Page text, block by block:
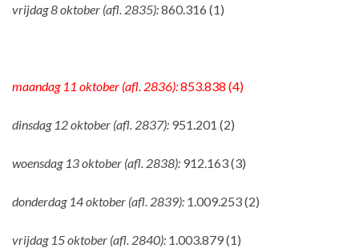
vrijdag 8 oktober (afl. 2835):860.316 (1)
maandag 11 oktober (afl. 2836):853.838 (4)
dinsdag 12 oktober (afl. 2837): 951.201 (2)
woensdag 13 oktober (afl. 2838): 912.163 (3)
donderdag 14 oktober (afl. 2839): 1.009.253 (2)
vrijdag 15 oktober (afl. 2840): 1.003.879 (1)